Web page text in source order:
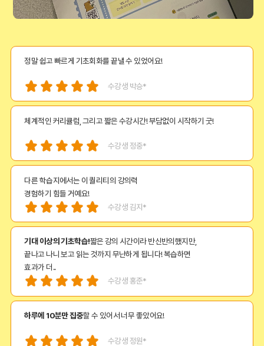
정말 쉽고 빠르게 기초회화를 끝낼 수 있었어요!
수강생 박승*
체계적인 커리큘럼, 그리고 짧은 수강시간! 부담없이 시작하기 굿!
수강생 정중*
다른 학습지에서는 이 퀄리티의 강의력
경험하기 힘들 거예요!
수강생 김지*
기대 이상의 기초학습!짧은 강의 시간이라 반신반의했지만,
끝나고 나니 보고 읽는 것까지 무난하게 됩니다! 복습하면
효과가 더..
수강생 홍준*
하루에 10분만 집중할 수 있어서 너무 좋았어요!
수강생 정원*